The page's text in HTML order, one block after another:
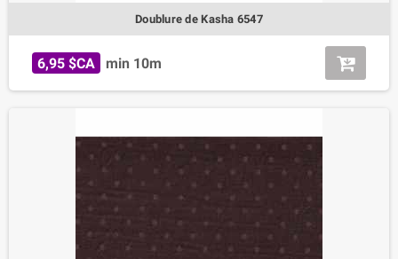
Doublure de Kasha 6547
6,95 $CA min 10m